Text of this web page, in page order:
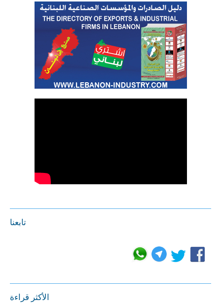
تابعنا
الأكثر قراءة